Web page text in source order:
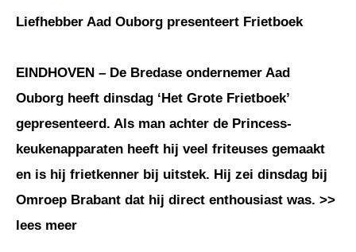
Liefhebber Aad Ouborg presenteert Frietboek
EINDHOVEN – De Bredase ondernemer Aad
Ouborg heeft dinsdag ‘Het Grote Frietboek’
gepresenteerd. Als man achter de Princess-
keukenapparaten heeft hij veel friteuses gemaakt
en is hij frietkenner bij uitstek. Hij zei dinsdag bij
Omroep Brabant dat hij direct enthousiast was. >>
lees meer